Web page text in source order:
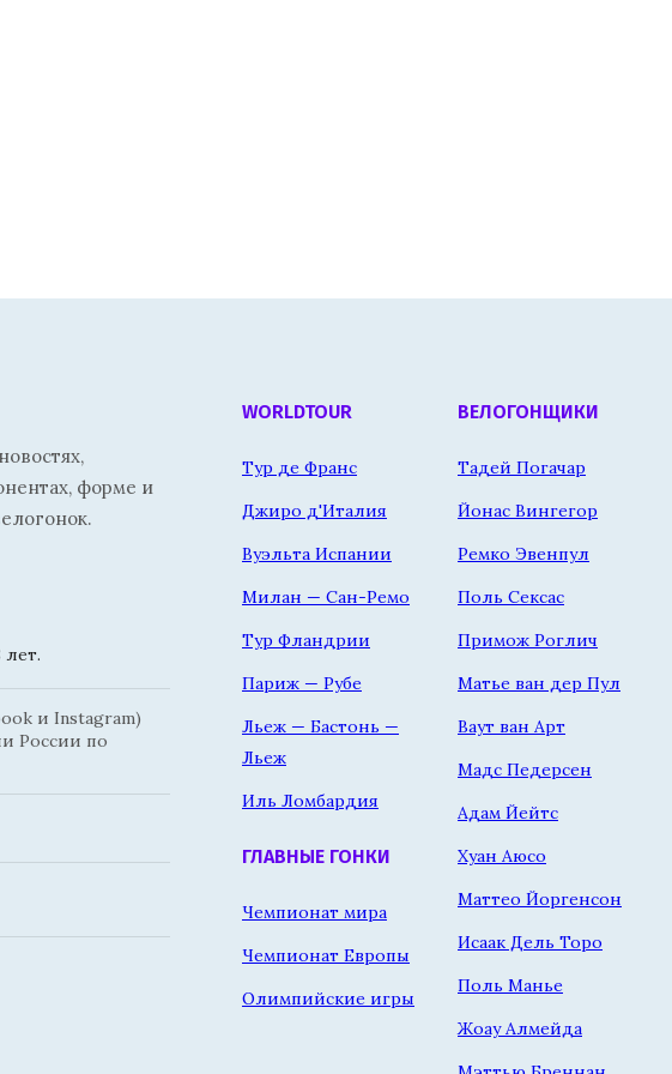
форме и
и Instagram)
России по
WORLDTOUR
Тур де Франс
Джиро д'Италия
Вуэльта Испании
Милан — Сан-Ремо
Тур Фландрии
Париж — Рубе
Льеж — Бастонь —
Льеж
Иль Ломбардия
ГЛАВНЫЕ ГОНКИ
Чемпионат мира
Чемпионат Европы
Олимпийские игры
ВЕЛОГОНЩИКИ
Тадей Погачар
Йонас Вингегор
Ремко Эвенпул
Поль Сексас
Примож Роглич
Матье ван дер Пул
Ваут ван Арт
Мадс Педерсен
Адам Йейтс
Хуан Аюсо
Маттео Йоргенсон
Исаак Дель Торо
Поль Манье
Жоау Алмейда